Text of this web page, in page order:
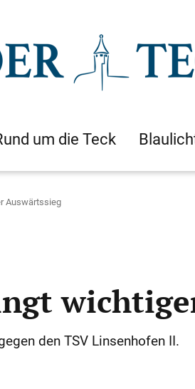
um die Teck
Auswärtssieg
den TSV Linsenhofen II.